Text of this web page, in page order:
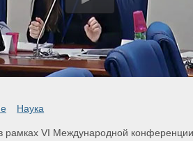
Наука
рамках VI Международной конференции